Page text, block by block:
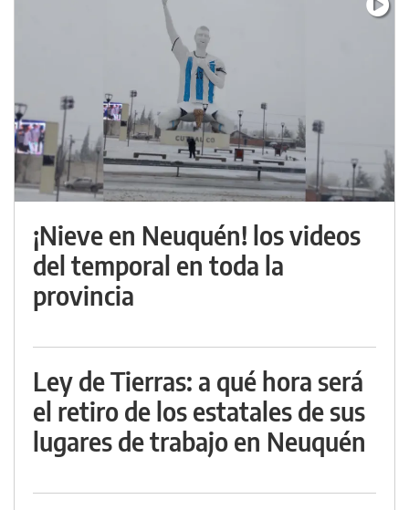
¡Nieve en Neuquén! los videos
del temporal en toda la
provincia
Ley de Tierras: a qué hora será
el retiro de los estatales de sus
lugares de trabajo en Neuquén